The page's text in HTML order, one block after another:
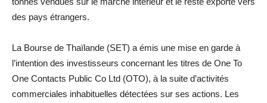
des pays étrangers.
La Bourse de Thaïlande (SET) a émis une mise en garde à
l’intention des investisseurs concernant les titres de One To
One Contacts Public Co Ltd (OTO), à la suite d’activités
commerciales inhabituelles détectées sur ses actions. Les